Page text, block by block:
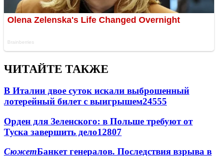
ЧИТАЙТЕ ТАКЖЕ
В Италии двое суток искали выброшенный
лотерейный билет с выигрышем24555
Орден для Зеленского: в Польше требуют от
Туска завершить дело12807
СюжетБанкет генералов. Последствия взрыва в